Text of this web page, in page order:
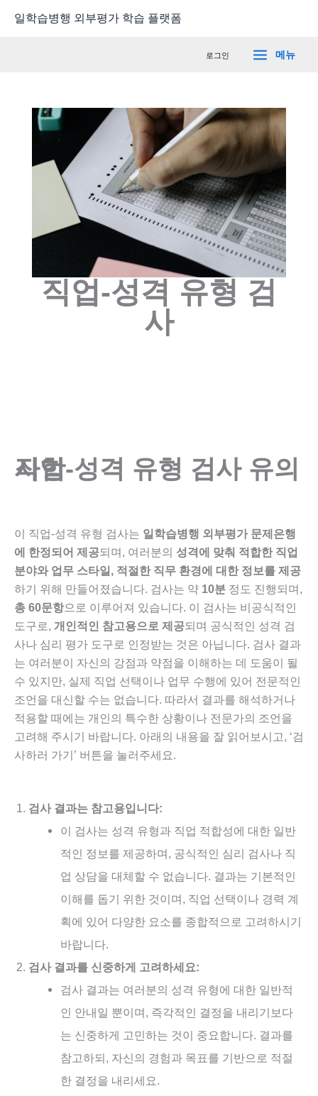
일학습병행 외부평가 학습 플랫폼
로그인
Menu
메뉴
직업-성격 유형 검
사
직업-성격 유형 검사
유의사항
이 직업-성격 유형 검사는 일학습병행 외부평가 문제은행
에 한정되어 제공되며, 여러분의 성격에 맞춰 적합한 직업
분야와 업무 스타일, 적절한 직무 환경에 대한 정보를 제공
하기 위해 만들어졌습니다. 검사는 약 10분 정도 진행되며,
총 60문항으로 이루어져 있습니다. 이 검사는 비공식적인
도구로, 개인적인 참고용으로 제공되며 공식적인 성격 검
사나 심리 평가 도구로 인정받는 것은 아닙니다. 검사 결과
는 여러분이 자신의 강점과 약점을 이해하는 데 도움이 될
수 있지만, 실제 직업 선택이나 업무 수행에 있어 전문적인
조언을 대신할 수는 없습니다. 따라서 결과를 해석하거나
적용할 때에는 개인의 특수한 상황이나 전문가의 조언을
고려해 주시기 바랍니다. 아래의 내용을 잘 읽어보시고, ‘검
사하러 가기’ 버튼을 눌러주세요.
검사 결과는 참고용입니다:
이 검사는 성격 유형과 직업 적합성에 대한 일반
적인 정보를 제공하며, 공식적인 심리 검사나 직
업 상담을 대체할 수 없습니다. 결과는 기본적인
이해를 돕기 위한 것이며, 직업 선택이나 경력 계
획에 있어 다양한 요소를 종합적으로 고려하시기
바랍니다.
검사 결과를 신중하게 고려하세요:
검사 결과는 여러분의 성격 유형에 대한 일반적
인 안내일 뿐이며, 즉각적인 결정을 내리기보다
는 신중하게 고민하는 것이 중요합니다. 결과를
참고하되, 자신의 경험과 목표를 기반으로 적절
한 결정을 내리세요.